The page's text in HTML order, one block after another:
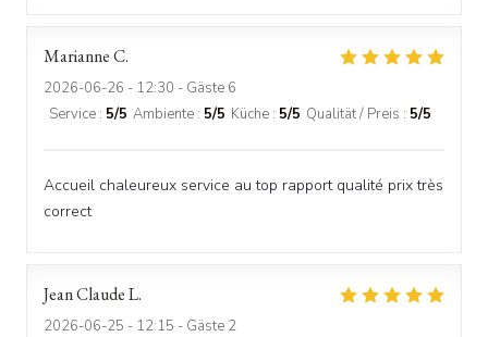
MarianneC
2026-06-26 - 12:30 - Gäste 6
Service : 5/5 Ambiente : 5/5 Küche : 5/5 Qualität / Preis : 5/5
Accueil chaleureux service au top rapport qualité prix très
correct
Jean ClaudeL
2026-06-25 - 12:15 - Gäste 2